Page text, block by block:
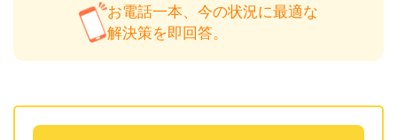
お電話一本、今の状況に最適な
解決策を即回答。